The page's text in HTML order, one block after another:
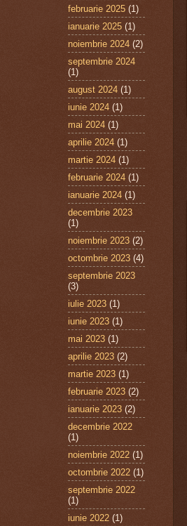
februarie 2025 (1)
ianuarie 2025 (1)
noiembrie 2024 (2)
septembrie 2024
(1)
august 2024 (1)
iunie 2024 (1)
mai 2024 (1)
aprilie 2024 (1)
martie 2024 (1)
februarie 2024 (1)
ianuarie 2024 (1)
decembrie 2023
(1)
noiembrie 2023 (2)
octombrie 2023 (4)
septembrie 2023
(3)
iulie 2023 (1)
iunie 2023 (1)
mai 2023 (1)
aprilie 2023 (2)
martie 2023 (1)
februarie 2023 (2)
ianuarie 2023 (2)
decembrie 2022
(1)
noiembrie 2022 (1)
octombrie 2022 (1)
septembrie 2022
(1)
iunie 2022 (1)